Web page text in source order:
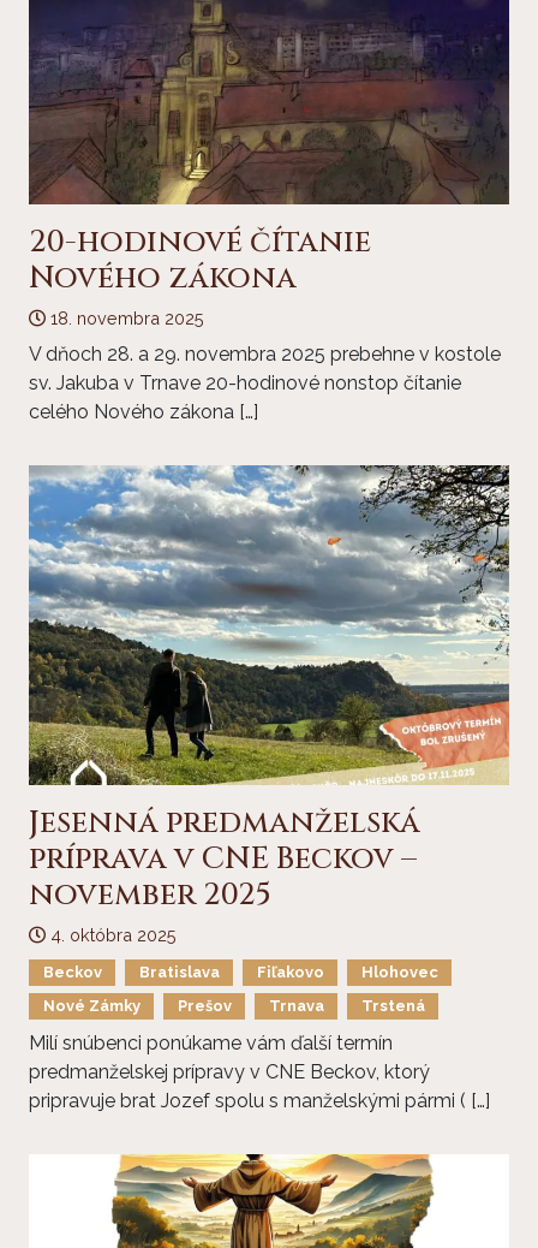
20-hodinové čítanie
Nového zákona
18. novembra 2025
V dňoch 28. a 29. novembra 2025 prebehne v kostole
sv. Jakuba v Trnave 20-hodinové nonstop čítanie
celého Nového zákona […]
Jesenná predmanželská
príprava v CNE Beckov –
november 2025
4. októbra 2025
Beckov Bratislava Fiľakovo
Hlohovec
Nové Zámky
Prešov Trnava Trstená
Milí snúbenci ponúkame vám ďalší termín
predmanželskej prípravy v CNE Beckov, ktorý
pripravuje brat Jozef spolu s manželskými pármi ( […]